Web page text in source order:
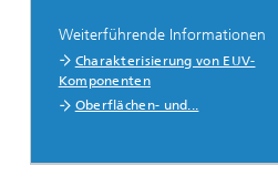
Weiterführende Informationen
Charakterisierung von EUV-
Komponenten
Oberflächen- und...